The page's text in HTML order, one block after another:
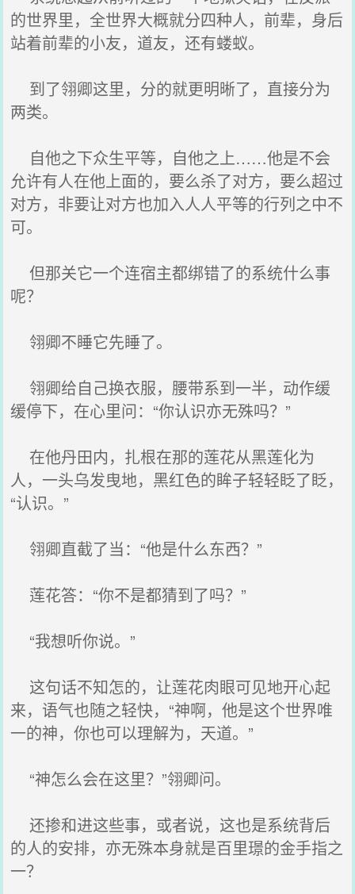
的世界里，全世界大概就分四种人，前辈，身后
站着前辈的小友，道友，还有蝼蚁。
到了翎卿这里，分的就更明晰了，直接分为
两类。
自他之下众生平等，自他之上……他是不会
允许有人在他上面的，要么杀了对方，要么超过
对方，非要让对方也加入人人平等的行列之中不
可。
但那关它一个连宿主都绑错了的系统什么事
呢？
翎卿不睡它先睡了。
翎卿给自己换衣服，腰带系到一半，动作缓
缓停下，在心里问：“你认识亦无殊吗？”
在他丹田内，扎根在那的莲花从黑莲化为
人，一头乌发曳地，黑红色的眸子轻轻眨了眨，
“认识。”
翎卿直截了当：“他是什么东西？”
莲花答：“你不是都猜到了吗？”
“我想听你说。”
这句话不知怎的，让莲花肉眼可见地开心起
来，语气也随之轻快，“神啊，他是这个世界唯
一的神，你也可以理解为，天道。”
“神怎么会在这里？”翎卿问。
还掺和进这些事，或者说，这也是系统背后
的人的安排，亦无殊本身就是百里璟的金手指之
一？